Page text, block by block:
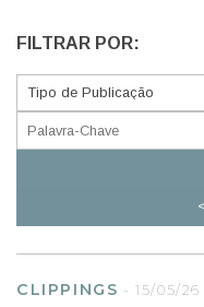
FILTRAR POR:
CLIPPINGS -15/05/26